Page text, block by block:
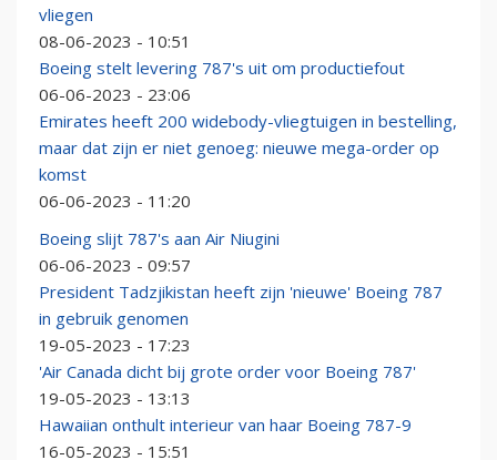
vliegen
08-06-2023 - 10:51
Boeing stelt levering 787's uit om productiefout
06-06-2023 - 23:06
Emirates heeft 200 widebody-vliegtuigen in bestelling,
maar dat zijn er niet genoeg: nieuwe mega-order op
komst
06-06-2023 - 11:20
Boeing slijt 787's aan Air Niugini
06-06-2023 - 09:57
President Tadzjikistan heeft zijn 'nieuwe' Boeing 787
in gebruik genomen
19-05-2023 - 17:23
'Air Canada dicht bij grote order voor Boeing 787'
19-05-2023 - 13:13
Hawaiian onthult interieur van haar Boeing 787-9
16-05-2023 - 15:51